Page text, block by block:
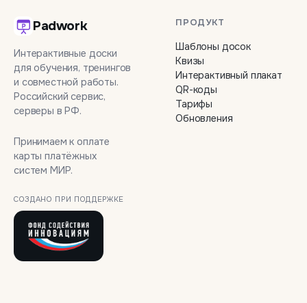
Padwork
Интерактивные доски
для обучения, тренингов
и совместной работы.
Российский сервис,
серверы в РФ.
Принимаем к оплате
карты платёжных
систем МИР.
СОЗДАНО ПРИ ПОДДЕРЖКЕ
ПРОДУКТ
Шаблоны досок
Квизы
Интерактивный плакат
QR-коды
Тарифы
Обновления